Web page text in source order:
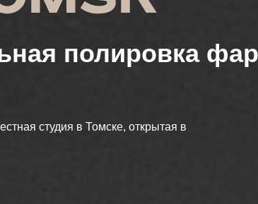
полировка
студия в Томске, открытая в